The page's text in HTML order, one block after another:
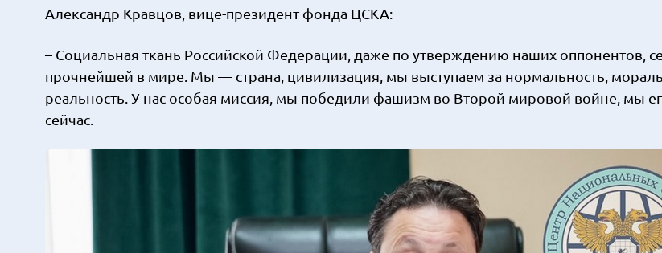
Александр Кравцов, вице-президент фонда ЦСКА:
– Социальная ткань Российской Федерации, даже по утверждению наших оппонентов,
прочнейшей в мире. Мы — страна, цивилизация, мы выступаем за нормальность,
реальность. У нас особая миссия, мы победили фашизм во Второй мировой войне, мы
сейчас.